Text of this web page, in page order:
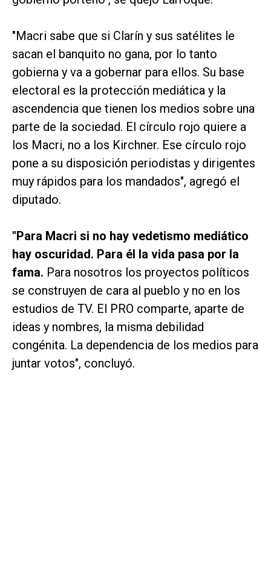
"Macri sabe que si Clarín y sus satélites le
sacan el banquito no gana, por lo tanto
gobierna y va a gobernar para ellos. Su base
electoral es la protección mediática y la
ascendencia que tienen los medios sobre una
parte de la sociedad. El círculo rojo quiere a
los Macri, no a los Kirchner. Ese círculo rojo
pone a su disposición periodistas y dirigentes
muy rápidos para los mandados", agregó el
diputado.
"Para Macri si no hay vedetismo mediático
hay oscuridad. Para él la vida pasa por la
fama. Para nosotros los proyectos políticos
se construyen de cara al pueblo y no en los
estudios de TV. El PRO comparte, aparte de
ideas y nombres, la misma debilidad
congénita. La dependencia de los medios para
juntar votos", concluyó.